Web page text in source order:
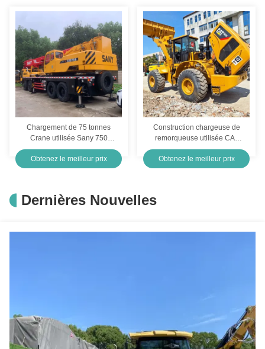
Chargement de 75 tonnes
Crane utilisée Sany 750
Construction Hydraulique
Cran de camion d'occasion
Obtenez le meilleur prix
Construction chargeuse de
remorqueuse utilisée CAT
966H 6T Charge de
deuxième main Tracteur
chargeuse de remorqueuse
Obtenez le meilleur prix
Dernières Nouvelles